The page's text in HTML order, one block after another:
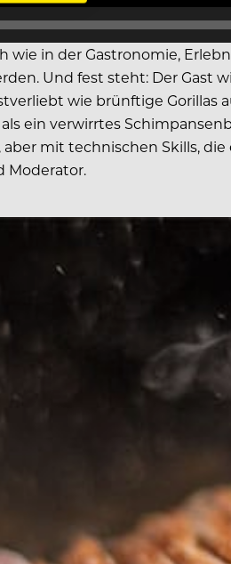
wie in der Gastronomie,
Und fest steht: Der Gast
wie brünftige Gorillas
ein verwirrtes
mit technischen Skills,
Moderator.